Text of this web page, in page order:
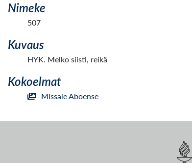
Nimeke
507
Kuvaus
HYK. Melko siisti, reikä
Kokoelmat
Missale Aboense